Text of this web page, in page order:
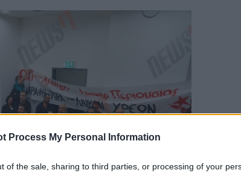
Process My Personal Information
of the sale, sharing to third parties, or processing of your